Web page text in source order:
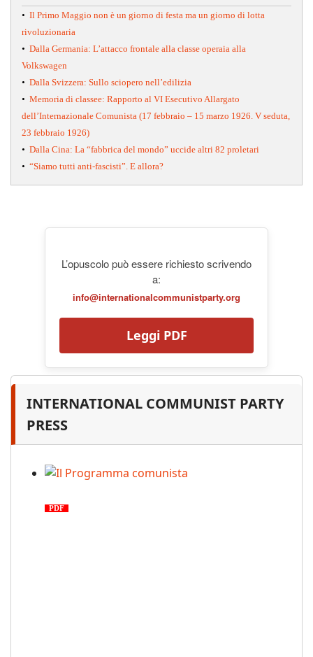
• Il Primo Maggio non è un giorno di festa ma un giorno di lotta
rivoluzionaria
• Dalla Germania: L’attacco frontale alla classe operaia alla
Volkswagen
• Dalla Svizzera: Sullo sciopero nell’edilizia
• Memoria di classee: Rapporto al VI Esecutivo Allargato
dell’Internazionale Comunista (17 febbraio – 15 marzo 1926. V seduta,
23 febbraio 1926)
• Dalla Cina: La “fabbrica del mondo” uccide altri 82 proletari
• “Siamo tutti anti-fascisti”. E allora?
L’opuscolo può essere richiesto scrivendo
a:
info@internationalcommunistparty.org
Leggi PDF
INTERNATIONAL COMMUNIST PARTY
PRESS
PDF